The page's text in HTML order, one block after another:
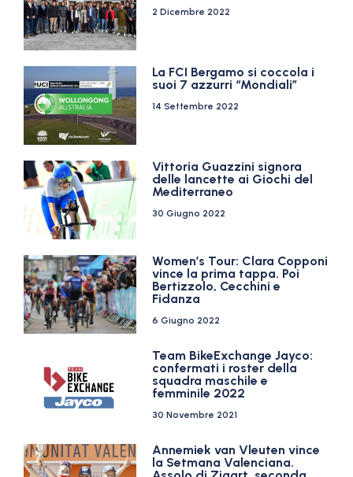
2 Dicembre 2022
La FCI Bergamo si coccola i
suoi 7 azzurri “Mondiali”
14 Settembre 2022
Vittoria Guazzini signora
delle lancette ai Giochi del
Mediterraneo
30 Giugno 2022
Women’s Tour: Clara Copponi
vince la prima tappa. Poi
Bertizzolo, Cecchini e
Fidanza
6 Giugno 2022
Team BikeExchange Jayco:
confermati i roster della
squadra maschile e
femminile 2022
30 Novembre 2021
Annemiek van Vleuten vince
la Setmana Valenciana.